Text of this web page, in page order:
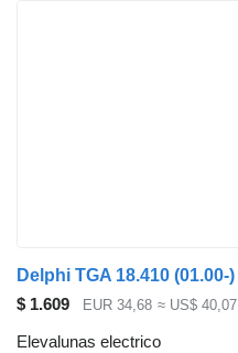
$ 1.609 EUR 34,68 ≈ US$ 40,07
Elevalunas electrico